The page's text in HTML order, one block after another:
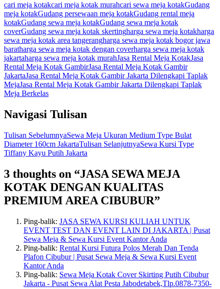
cari meja kotakcari meja kotak murahcari sewa meja kotakGudang
meja kotakGudang persewaan meja kotakGudang rental meja
kotakGudang sewa meja kotakGudang sewa meja kotak
coverGudang sewa meja kotak skertingharga sewa meja kotakharga
sewa meja kotak area tangerangharga sewa meja kotak bogor jawa
baratharga sewa meja kotak dengan coverharga sewa meja kotak
jakartaharga sewa meja kotak murahJasa Rental Meja KotakJasa
Rental Meja Kotak GambirJasa Rental Meja Kotak Gambir
JakartaJasa Rental Meja Kotak Gambir Jakarta Dilengkapi Taplak
MejaJasa Rental Meja Kotak Gambir Jakarta Dilengkapi Taplak
Meja Berkelas
Navigasi Tulisan
Tulisan SebelumnyaSewa Meja Ukuran Medium Type Bulat
Diameter 160cm JakartaTulisan SelanjutnyaSewa Kursi Type
Tiffany Kayu Putih Jakarta
3 thoughts on “JASA SEWA MEJA
KOTAK DENGAN KUALITAS
PREMIUM AREA CIBUBUR”
Ping-balik: JASA SEWA KURSI KULIAH UNTUK
EVENT TEST DAN EVENT LAIN DI JAKARTA | Pusat
Sewa Meja & Sewa Kursi Event Kantor Anda
Ping-balik: Rental Kursi Futura Polos Merah Dan Tenda
Plafon Cibubur | Pusat Sewa Meja & Sewa Kursi Event
Kantor Anda
Ping-balik: Sewa Meja Kotak Cover Skirting Putih Cibubur
Jakarta - Pusat Sewa Alat Pesta Jabodetabek,Tlp.0878-7350-